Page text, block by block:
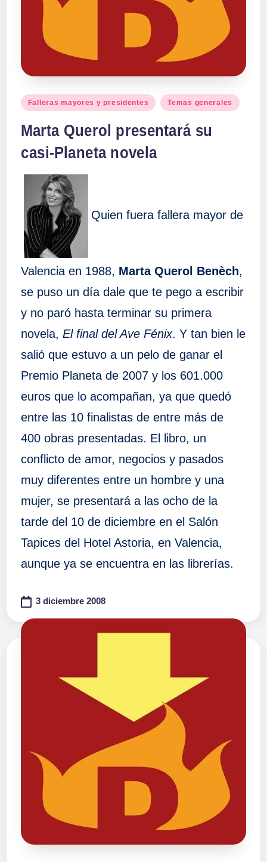
Publicado
Falleras mayores y presidentes Temas generales
Marta Querol presentará su
casi-Planeta novela
Quien fuera fallera mayor de
Valencia en 1988, Marta Querol Benèch,
se puso un día dale que te pego a escribir
y no paró hasta terminar su primera
novela, El final del Ave Fénix. Y tan bien le
salió que estuvo a un pelo de ganar el
Premio Planeta de 2007 y los 601.000
euros que lo acompañan, ya que quedó
entre las 10 finalistas de entre más de
400 obras presentadas. El libro, un
conflicto de amor, negocios y pasados
muy diferentes entre un hombre y una
mujer, se presentará a las ocho de la
tarde del 10 de diciembre en el Salón
Tapices del Hotel Astoria, en Valencia,
aunque ya se encuentra en las librerías.
3 diciembre 2008